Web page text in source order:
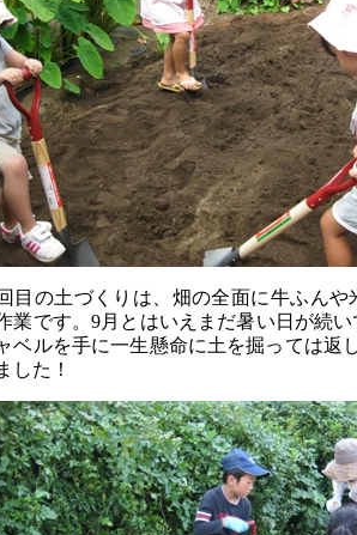
目の土づくりは、畑の全面に牛ふん
業です。9月とはいえまだ暑い日が続
ベルを手に一生懸命に土を掘っては返
した！